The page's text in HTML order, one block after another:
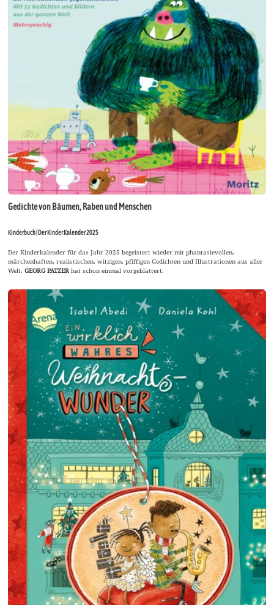
Gedichte von Bäumen, Raben und Menschen
Kinderbuch | Der Kinder Kalender 2025
Der Kinderkalender für das Jahr 2025 begeistert wieder mit phantasievollen,
märchenhaften, realistischen, witzigen, pfiffigen Gedichten und Illustrationen aus aller
Welt.GEORG PATZERhat schon einmal vorgeblättert.